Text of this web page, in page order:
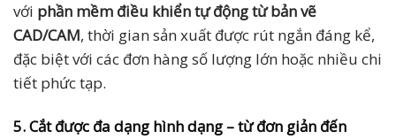
với phần mềm điều khiển tự động từ bản vẽ
CAD/CAM, thời gian sản xuất được rút ngắn đáng kể,
đặc biệt với các đơn hàng số lượng lớn hoặc nhiều chi
tiết phức tạp.
5. Cắt được đa dạng hình dạng – từ đơn giản đến